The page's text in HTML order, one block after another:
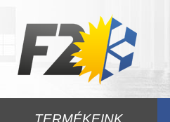
TERMÉKEINK